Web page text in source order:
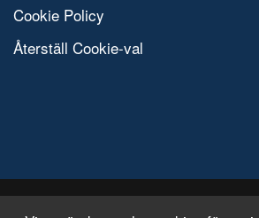
Cookie Policy
Återställ Cookie-val